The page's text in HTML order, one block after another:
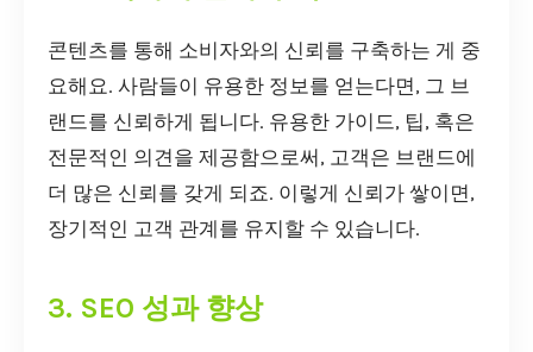
콘텐츠를 통해 소비자와의 신뢰를 구축하는 게 중
요해요. 사람들이 유용한 정보를 얻는다면, 그 브
랜드를 신뢰하게 됩니다. 유용한 가이드, 팁, 혹은
전문적인 의견을 제공함으로써, 고객은 브랜드에
더 많은 신뢰를 갖게 되죠. 이렇게 신뢰가 쌓이면,
장기적인 고객 관계를 유지할 수 있습니다.
3. SEO 성과 향상